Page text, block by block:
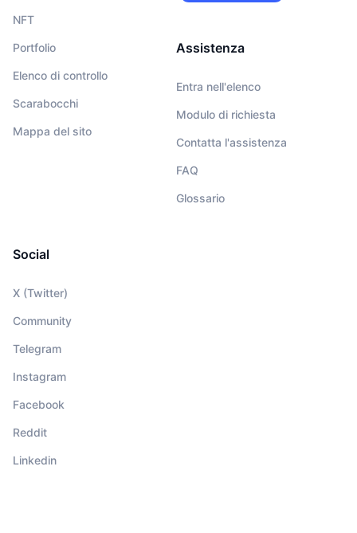
NFT
Portfolio
Elenco di controllo
Scarabocchi
Mappa del sito
Assistenza
Entra nell'elenco
Modulo di richiesta
Contatta l'assistenza
FAQ
Glossario
Social
X (Twitter)
Community
Telegram
Instagram
Facebook
Reddit
Linkedin